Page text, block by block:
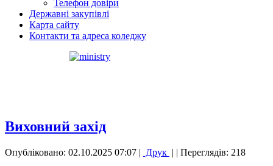
Телефон довіри
Державні закупівлі
Карта сайту
Контакти та адреса коледжу
Виховний захід
Опубліковано: 02.10.2025 07:07 | Друк | | Переглядів: 218